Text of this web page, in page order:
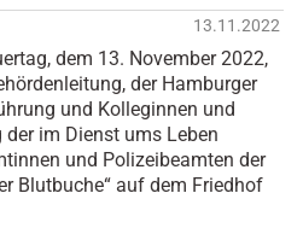
13.11.2022
dem 13. November 2022,
der Hamburger
und Kolleginnen und
im Dienst ums Leben
und Polizeibeamten der
Blutbuche“ auf dem Friedhof